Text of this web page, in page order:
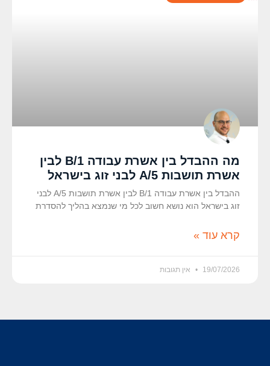
מה ההבדל בין אשרת עבודה B/1 לבין
אשרת תושבות A/5 לבני זוג בישראל
ההבדל בין אשרת עבודה B/1 לבין אשרת תושבות A/5 לבני
זוג בישראל הוא נושא חשוב לכל מי שנמצא בהליך להסדרת
קרא עוד »
19/07/2026 אין תגובות